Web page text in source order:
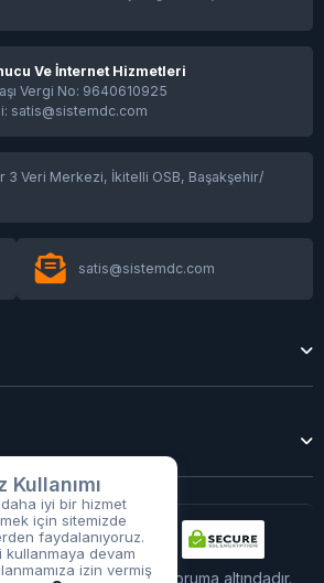
Ve İnternet Hizmetleri
Vergi No: 9640610925
satis@sistemdc.com
3 Veri Merkezi, İkitelli OSB, Başakşehir/
satis@sistemdc.com
SSL sertifikası ile koruma altındadır.
Kullanımı
iyi bir hizmet
için sitemizde
faydalanıyoruz.
kullanmaya devam
izin vermiş